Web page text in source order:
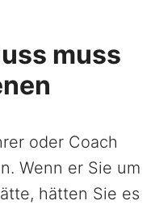
muss
oder Coach
Wenn er Sie um
hätten Sie es